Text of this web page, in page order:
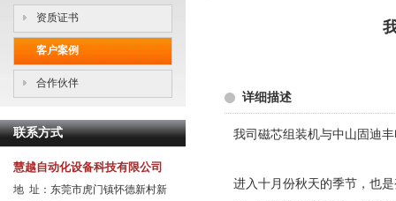
资质证书
客户案例
合作伙伴
联系方式
慧越自动化设备科技有限公司
地 址：东莞市虎门镇怀德新村新
详细描述
我司磁芯组装机与中山固迪
进入十月份秋天的季节，也